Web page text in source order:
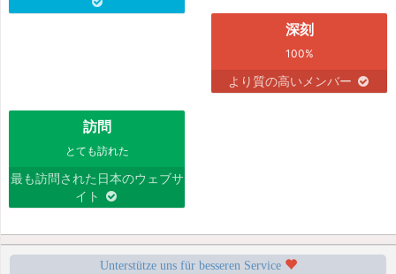
深刻
100%
より質の高いメンバー
訪問
とても訪れた
最も訪問された日本のウェブサ
イト
Unterstütze uns für besseren Service